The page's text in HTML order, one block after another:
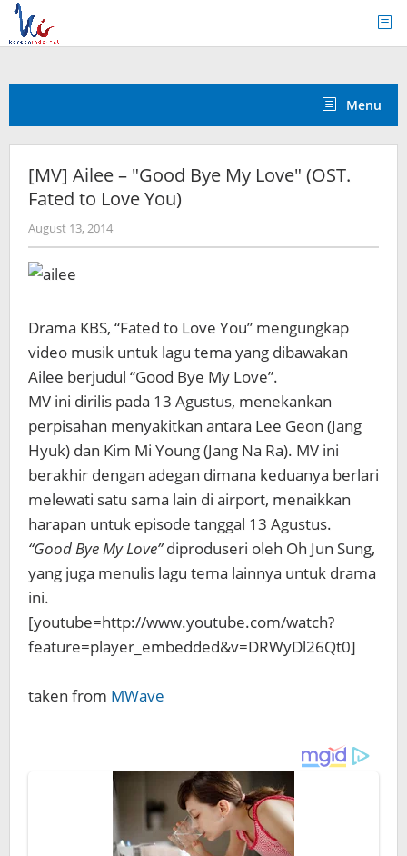
Skip
content
Menu
[MV] Ailee – "Good Bye My Love" (OST.
Fated to Love You)
August 13, 2014by
Koreanindo
Drama KBS, “Fated to Love You” mengungkap
video musik untuk lagu tema yang dibawakan
Ailee berjudul “Good Bye My Love”.
MV ini dirilis pada 13 Agustus, menekankan
perpisahan menyakitkan antara Lee Geon (Jang
Hyuk) dan Kim Mi Young (Jang Na Ra). MV ini
berakhir dengan adegan dimana keduanya berlari
melewati satu sama lain di airport, menaikkan
harapan untuk episode tanggal 13 Agustus.
“Good Bye My Love”diproduseri oleh Oh Jun Sung,
yang juga menulis lagu tema lainnya untuk drama
ini.
[youtube=http://www.youtube.com/watch?
feature=player_embedded&v=DRWyDl26Qt0]
taken from MWave